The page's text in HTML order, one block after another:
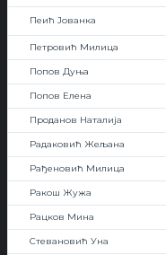
Пеић Јованка
Петровић Милица
Попов Дуња
Попов Елена
Проданов Наталија
Радаковић Жељана
Рађеновић Милица
Ракош Жужа
Рацков Мина
Стевановић Уна